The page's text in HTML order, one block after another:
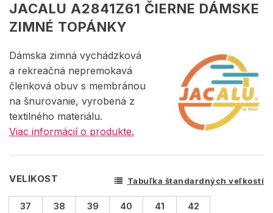
JACALU A2841Z61 ČIERNE DÁMSKE
ZIMNÉ TOPÁNKY
Dámska zimná vychádzková
a rekreačná nepremokavá
členková obuv s membránou
na šnurovanie, vyrobená z
textilného materiálu.
Viac informácií o produkte.
VELIKOST Tabuľka štandardných veľkostí
37 38 39 40 41 42